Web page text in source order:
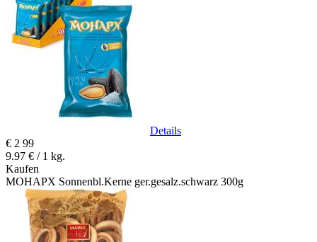
Details
€ 2 99
9.97 € / 1 kg.
Kaufen
MOHAPX Sonnenbl.Kerne ger.gesalz.schwarz 300g